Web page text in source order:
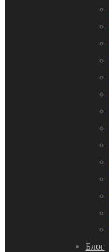
Блог